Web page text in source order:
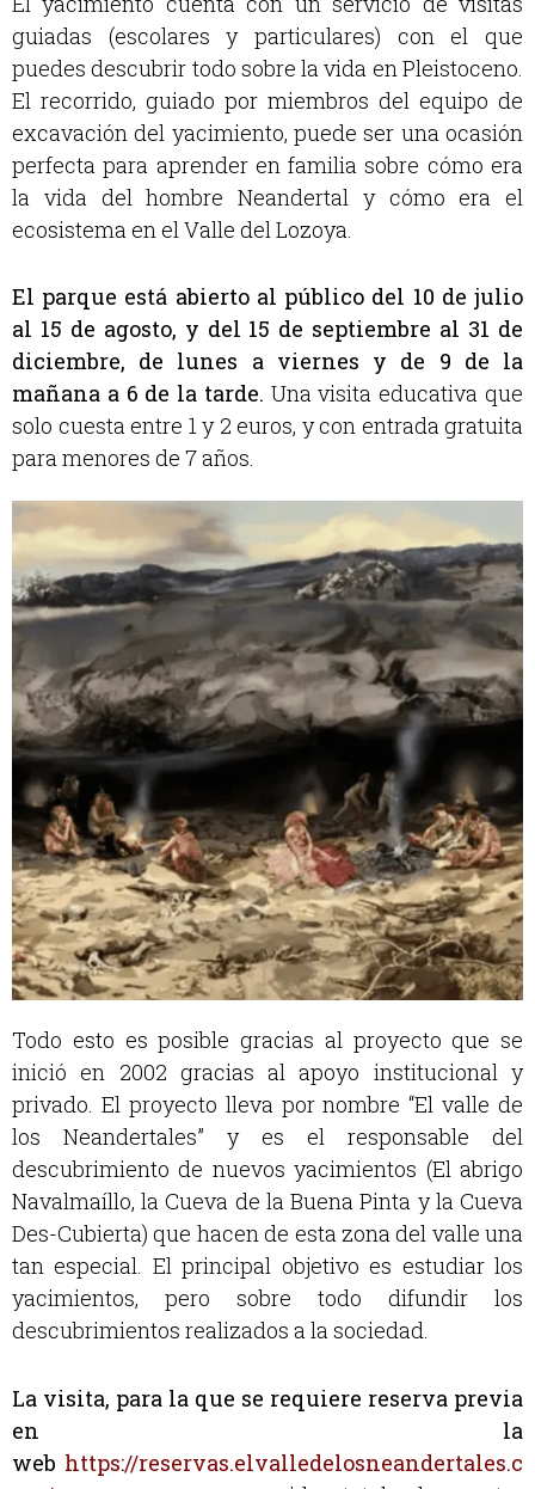
guiadas (escolares y particulares) con el que
puedes descubrir todo sobre la vida en Pleistoceno.
El recorrido, guiado por miembros del equipo de
excavación del yacimiento, puede ser una ocasión
perfecta para aprender en familia sobre cómo era
la vida del hombre Neandertal y cómo era el
ecosistema en el Valle del Lozoya.
El parque está abierto al público del 10 de julio
al 15 de agosto, y del 15 de septiembre al 31 de
diciembre, de lunes a viernes y de 9 de la
mañana a 6 de la tarde. Una visita educativa que
solo cuesta entre 1 y 2 euros, y con entrada gratuita
para menores de 7 años.
Todo esto es posible gracias al proyecto que se
inició en 2002 gracias al apoyo institucional y
privado. El proyecto lleva por nombre “El valle de
los Neandertales” y es el responsable del
descubrimiento de nuevos yacimientos (El abrigo
Navalmaíllo, la Cueva de la Buena Pinta y la Cueva
Des-Cubierta) que hacen de esta zona del valle una
tan especial. El principal objetivo es estudiar los
yacimientos, pero sobre todo difundir los
descubrimientos realizados a la sociedad.
La visita, para la que se requiere reserva previa
en la
web https://reservas.elvalledelosneandertales.c